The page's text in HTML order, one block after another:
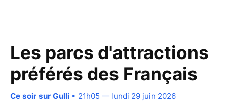
Les parcs d'attractions
préférés des Français
Ce soir sur Gulli • 21h05 — lundi 29 juin 2026